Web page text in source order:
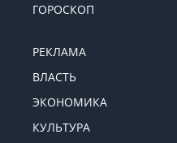
ГОРОСКОП
РЕКЛАМА
ВЛАСТЬ
ЭКОНОМИКА
КУЛЬТУРА